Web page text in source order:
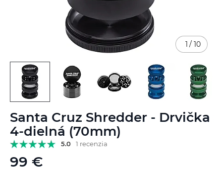
Santa Cruz Shredder - Drvička
4-dielná (70mm)
5.0 1 recenzia
99 €
1 / 10
na
začiatok
galérie
obrázkov